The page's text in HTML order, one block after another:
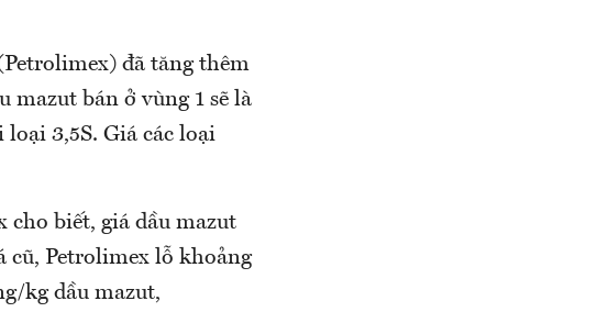
đã tăng thêm
bán ở vùng 1 sẽ là
3,5S. Giá các loại
cho biết, giá dầu mazut
cũ, Petrolimex lỗ khoảng
kg dầu mazut,